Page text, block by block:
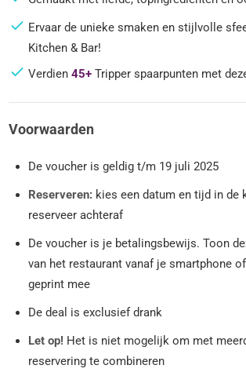
Ervaar de unieke smaken en stijlvolle
Kitchen & Bar!
Verdien45+ Tripper spaarpunten met
Voorwaarden
De voucher is geldig t/m 19 juli 2025
Reserveren: kies een datum en tijd in de
reserveer achteraf
De voucher is je betalingsbewijs. Toon
van het restaurant vanaf je smartphone
geprint mee
De deal is exclusief drank
Let op! Het is niet mogelijk om met
reservering te combineren